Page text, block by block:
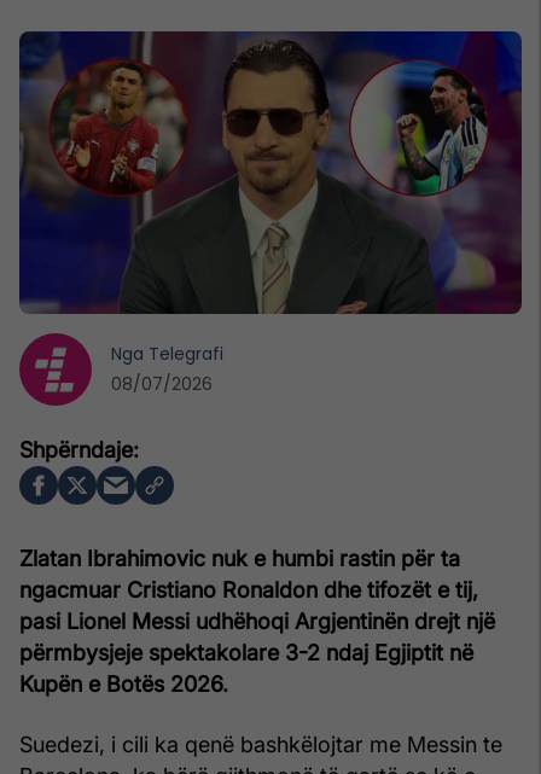
Zlatan Ibrahimovic nuk e humbi rastin për ta
ngacmuar Cristiano Ronaldon dhe tifozët e tij,
pasi Lionel Messi udhëhoqi Argjentinën drejt një
përmbysjeje spektakolare 3-2 ndaj Egjiptit në
Kupën e Botës 2026.
Suedezi, i cili ka qenë bashkëlojtar me Messin te
Nga Telegrafi
08/07/2026